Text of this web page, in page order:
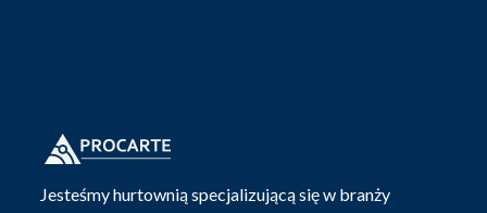
Jesteśmy hurtownią specjalizującą się w branży